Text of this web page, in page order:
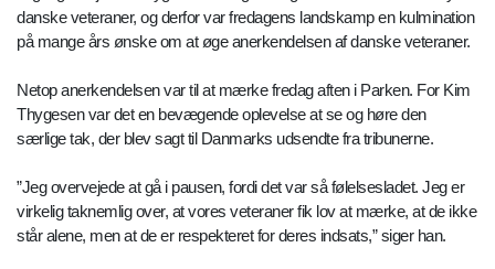
danske veteraner, og derfor var fredagens landskamp en kulmination
på mange års ønske om at øge anerkendelsen af danske veteraner.
Netop anerkendelsen var til at mærke fredag aften i Parken. For Kim
Thygesen var det en bevægende oplevelse at se og høre den
særlige tak, der blev sagt til Danmarks udsendte fra tribunerne.
”Jeg overvejede at gå i pausen, fordi det var så følelsesladet. Jeg er
virkelig taknemlig over, at vores veteraner fik lov at mærke, at de ikke
står alene, men at de er respekteret for deres indsats,” siger han.